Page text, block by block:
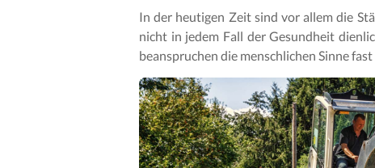
In der heutigen Zeit sind vor allem die
nicht in jedem Fall der Gesundheit
beanspruchen die menschlichen Sinne fast